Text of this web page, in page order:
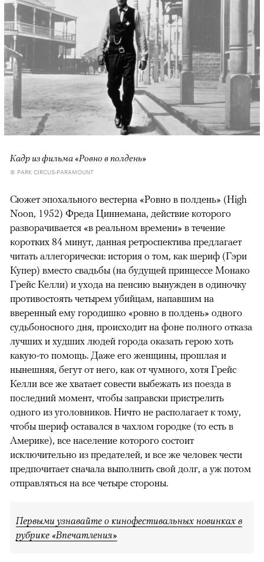
Кадр из фильма «Ровно в полдень»
© PARK CIRCUS-PARAMOUNT
Сюжет эпохального вестерна «Ровно в полдень» (High
Noon, 1952) Фреда Циннемана, действие которого
разворачивается «в реальном времени» в течение
коротких 84 минут, данная ретроспектива предлагает
читать аллегорически: история о том, как шериф (Гэри
Купер) вместо свадьбы (на будущей принцессе Монако
Грейс Келли) и ухода на пенсию вынужден в одиночку
противостоять четырем убийцам, напавшим на
вверенный ему городишко «ровно в полдень» одного
судьбоносного дня, происходит на фоне полного отказа
лучших и худших людей города оказать герою хоть
какую-то помощь. Даже его женщины, прошлая и
нынешняя, бегут от него, как от чумного, хотя Грейс
Келли все же хватает совести выбежать из поезда в
последний момент, чтобы заправски пристрелить
одного из уголовников. Ничто не располагает к тому,
чтобы шериф оставался в чахлом городке (то есть в
Америке), все население которого состоит
исключительно из предателей, и все же человек чести
предпочитает сначала выполнить свой долг, а уж потом
отправляться на все четыре стороны.
Первыми узнавайте о кинофестивальных новинках в
рубрике «Впечатления»